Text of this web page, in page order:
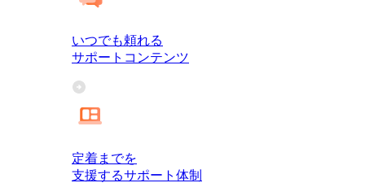
いつでも頼れる
サポートコンテンツ
定着までを
支援するサポート体制